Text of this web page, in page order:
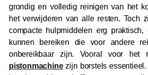
grondig en volledig reinigen van het
het verwijderen van alle resten. Toch
compacte hulpmiddelen erg
kunnen bereiken die voor andere
onbereikbaar zijn. Vooral voor het
pistonmachinezijn borstels